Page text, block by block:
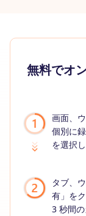
無料でオ
画面、
個別に
を選択
タブ、
有」を
3 秒間